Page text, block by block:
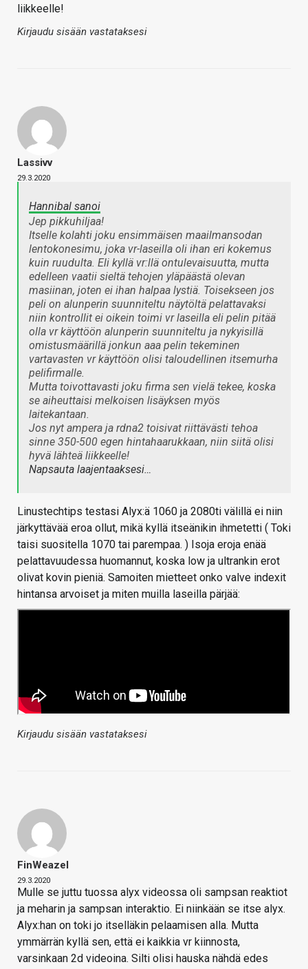
liikkeelle!
Kirjaudu sisään vastataksesi
Lassivv
29.3.2020
Hannibal sanoi
Jep pikkuhiljaa!
Itselle kolahti joku ensimmäisen maailmansodan
lentokonesimu, joka vr-laseilla oli ihan eri kokemus
kuin ruudulta. Eli kyllä vr:llä ontulevaisuutta, mutta
edelleen vaatii sieltä tehojen yläpäästä olevan
masiinan, joten ei ihan halpaa lystiä. Toisekseen jos
peli on alunperin suunniteltu näytöltä pelattavaksi
niin kontrollit ei oikein toimi vr laseilla eli pelin pitää
olla vr käyttöön alunperin suunniteltu ja nykyisillä
omistusmäärillä jonkun aaa pelin tekeminen
vartavasten vr käyttöön olisi taloudellinen itsemurha
pelifirmalle.
Mutta toivottavasti joku firma sen vielä tekee, koska
se aiheuttaisi melkoisen lisäyksen myös
laitekantaan.
Jos nyt ampera ja rdna2 toisivat riittävästi tehoa
sinne 350-500 egen hintahaarukkaan, niin siitä olisi
hyvä lähteä liikkeelle!
Napsauta laajentaaksesi…
Linustechtips testasi Alyx:ä 1060 ja 2080ti välillä ei niin
järkyttävää eroa ollut, mikä kyllä itseänikin ihmetetti ( Toki
taisi suositella 1070 tai parempaa. ) Isoja eroja enää
pelattavuudessa huomannut, koska low ja ultrankin erot
olivat kovin pieniä. Samoiten mietteet onko valve indexit
hintansa arvoiset ja miten muilla laseilla pärjää:
Kirjaudu sisään vastataksesi
FinWeazel
29.3.2020
Mulle se juttu tuossa alyx videossa oli sampsan reaktiot
ja meharin ja sampsan interaktio. Ei niinkään se itse alyx.
Alyx:han on toki jo itselläkin pelaamisen alla. Mutta
ymmärrän kyllä sen, että ei kaikkia vr kiinnosta,
varsinkaan 2d videoina. Silti olisi hauska nähdä edes